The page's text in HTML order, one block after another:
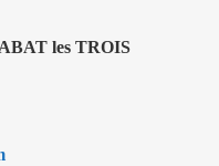
les TROIS